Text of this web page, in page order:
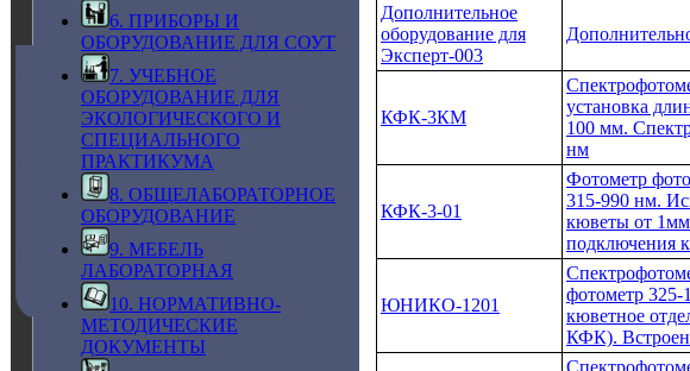
6. ПРИБОРЫ И
ОБОРУДОВАНИЕ ДЛЯ СОУТ
7. УЧЕБНОЕ
ОБОРУДОВАНИЕ ДЛЯ
ЭКОЛОГИЧЕСКОГО И
СПЕЦИАЛЬНОГО
ПРАКТИКУМА
8. ОБЩЕЛАБОРАТОРНОЕ
ОБОРУДОВАНИЕ
9. МЕБЕЛЬ
ЛАБОРАТОРНАЯ
10. НОРМАТИВНО-
МЕТОДИЧЕСКИЕ
ДОКУМЕНТЫ
Дополнительное
оборудование для
Эксперт-003
КФК‑3КМ
установка
100 мм.
нм
КФК‑3‑01
Фотометр
315-990 нм.
кюветы от
подключения
ЮНИКО‑1201
фотометр 325-
кюветное
КФК).